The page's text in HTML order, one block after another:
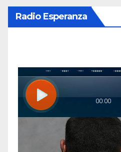
Radio Esperanza